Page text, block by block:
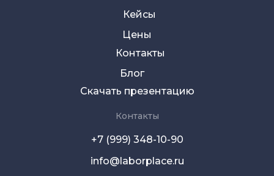
Кейсы
Цены
Контакты
Блог
Контакты
+7 (999) 348-10-90
info@laborplace.ru
Скачать презентацию